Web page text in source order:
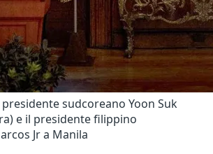
presidente sudcoreano Yoon Suk
e il presidente filippino
Jr a Manila